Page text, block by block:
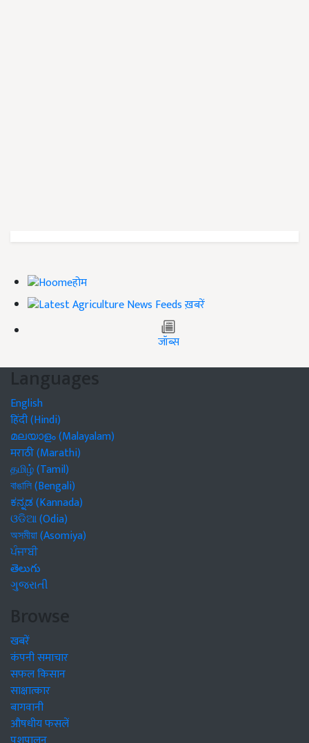
होम
ख़बरें
जॉब्स
Languages
English
हिंदी (Hindi)
മലയാളം (Malayalam)
मराठी (Marathi)
தமிழ் (Tamil)
বাঙালি (Bengali)
ಕನ್ನಡ (Kannada)
ଓଡିଆ (Odia)
অসমীয়া (Asomiya)
ਪੰਜਾਬੀ
తెలుగు
ગુજરાતી
Browse
खबरें
कंपनी समाचार
सफल किसान
साक्षात्कार
बागवानी
औषधीय फसलें